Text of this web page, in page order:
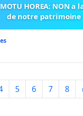
MOTU HOREA: NON
de notre patrimoine
5 6 7 8